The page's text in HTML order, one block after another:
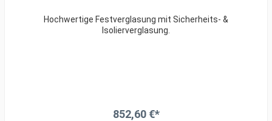
Hochwertige Festverglasung mit Sicherheits- &
Isolierverglasung.
852,60 €*